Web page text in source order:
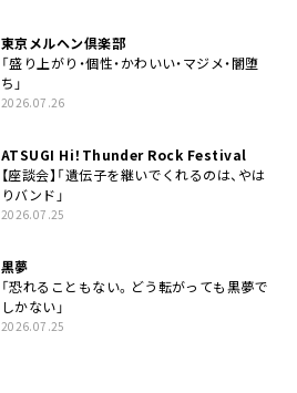
東京メルヘン倶楽部
「盛り上がり・個性・かわいい・マジメ・闇堕
ち」
2026.07.26
ATSUGI Hi！Thunder Rock Festival
【座談会】「遺伝子を継いでくれるのは、やは
りバンド」
2026.07.25
黒夢
「恐れることもない。どう転がっても黒夢で
しかない」
2026.07.25